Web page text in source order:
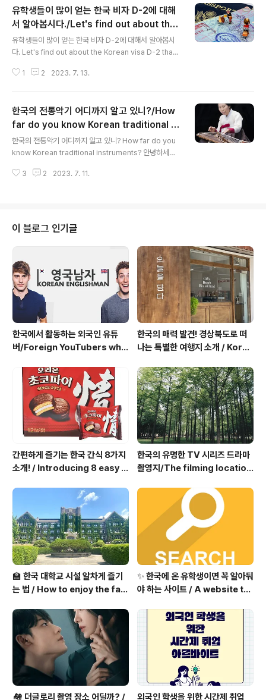
유학생들이 많이 얻는 한국 비자 D-2에 대해
서 알아봅시다./Let's find out about the
Korean visa D-2 that international stu
dents get a lot.
유학생들이 많이 얻는 한국 비자 D-2에 대해서 알아봅시
다. Let's find out about the Korean visa D-2 that i
은 어떤 한국 비자를 가지고 계시나요? 나라마다 외국인에
자를 발급받는 이유가 각기 다르기 때문인데요. 한국도 비
자를 엄격하게 분류하고 있고 이 분류에 따라서 한국에서
허용되는 활동의 범위가 정해져 있습니다. 그렇기 때문에
이미 비자를 가지고 있더라도, 아직 비자를 받지 않더라도
자신의 비자가 어떤 종류인지 정확하게 알고 있어야 합니
다. 그래서 오늘은 한국으로 유학을 온 외국인 ..
1 2 2023. 7. 13.
한국의 전통악기 어디까지 알고 있니?/How
far do you know Korean traditional in
struments?
한국의 전통악기 어디까지 알고 있니? How far do you
know Korean traditional instruments? 안녕하세요!
가 오래된 나라인만큼다양하고 풍부한 전통악기 문화로 유
itional musical instruments do you have in your
country? Korea is famous for its diverse and ric
h traditional musical instrument culture as it is a
cou..
3 2 2023. 7. 11.
이 블로그 인기글
한국에서 활동하는 외국인 유튜
버/Foreign YouTubers who
한국의 매력 발견! 경상북도로 떠
나는 특별한 여행지 소개 / Kore
ing a Special Destination t
o Gyeongsangbuk-do
간편하게 즐기는 한국 간식 8가지
소개! / Introducing 8 easy K
한국의 유명한 TV 시리즈 드라마
촬영지/The filming location
a
🏫 한국 대학교 시설 알차게 즐기
는 법 / How to enjoy the faci
s 🏫
✨ 한국에 온 유학생이면 꼭 알아둬
야 하는 사이트 / A website th
e an international student i
🏘️ 더글로리 촬영 장소 어딜까? / 외국인 학생을 위한 시간제 취업